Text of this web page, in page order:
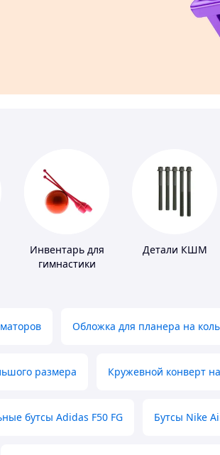
Инвентарь для
гимнастики
Детали КШМ
Обложка для планера на
размера Кружевной конверт
бутсы Adidas F50 FG Бутсы Nike